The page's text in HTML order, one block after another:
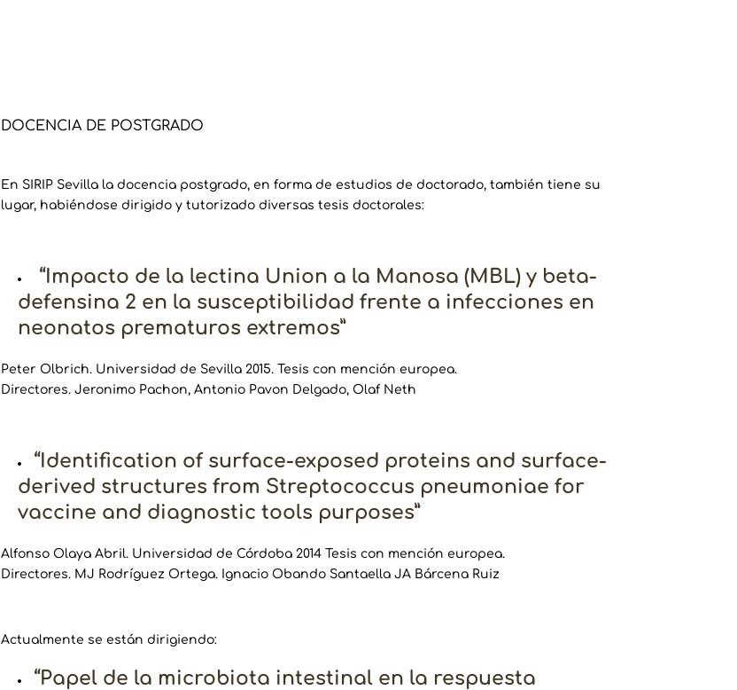
DOCENCIA DE POSTGRADO
En SIRIP Sevilla la docencia postgrado, en forma de estudios de doctorado, también tiene su
lugar, habiéndose dirigido y tutorizado diversas tesis doctorales:
“Impacto de la lectina Union a la Manosa (MBL) y beta-
defensina 2 en la susceptibilidad frente a infecciones en
neonatos prematuros extremos”
Peter Olbrich. Universidad de Sevilla 2015. Tesis con mención europea.
Directores. Jeronimo Pachon, Antonio Pavon Delgado, Olaf Neth
“Identification of surface-exposed proteins and surface-
derived structures from Streptococcus pneumoniae for
vaccine and diagnostic tools purposes”
Alfonso Olaya Abril. Universidad de Córdoba 2014 Tesis con mención europea.
Directores. MJ Rodríguez Ortega. Ignacio Obando Santaella JA Bárcena Ruiz
Actualmente se están dirigiendo:
“Papel de la microbiota intestinal en la respuesta